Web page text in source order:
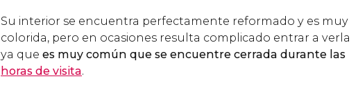
Su interior se encuentra perfectamente reformado y es muy
colorida, pero en ocasiones resulta complicado entrar a verla
ya que es muy común que se encuentre cerrada durante las
horas de visita.